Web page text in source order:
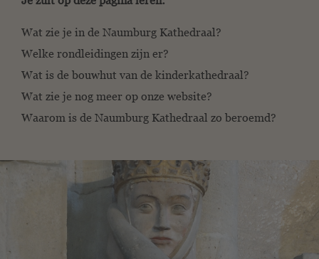
Wat zie je in de Naumburg Kathedraal?
Welke rondleidingen zijn er?
Wat is de bouwhut van de kinderkathedraal?
Wat zie je nog meer op onze website?
Waarom is de Naumburg Kathedraal zo beroemd?